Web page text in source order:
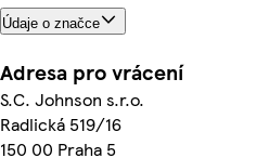
Údaje o značce
Adresa pro vrácení
S.C. Johnson s.r.o.
Radlická 519/16
150 00 Praha 5